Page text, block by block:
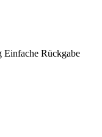
Einfache Rückgabe